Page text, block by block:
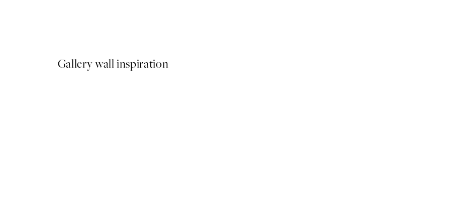
Gallery wall inspiration